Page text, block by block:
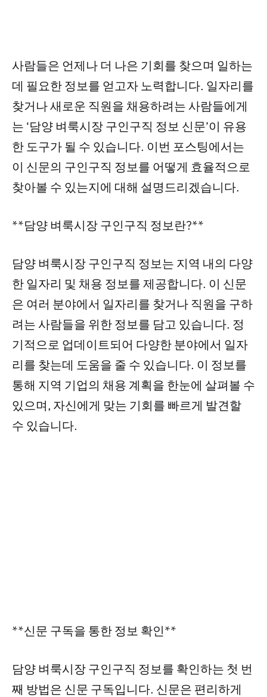
사람들은 언제나 더 나은 기회를 찾으며 일하는
데 필요한 정보를 얻고자 노력합니다. 일자리를
찾거나 새로운 직원을 채용하려는 사람들에게
는 ‘담양 벼룩시장 구인구직 정보 신문’이 유용
한 도구가 될 수 있습니다. 이번 포스팅에서는
이 신문의 구인구직 정보를 어떻게 효율적으로
찾아볼 수 있는지에 대해 설명드리겠습니다.
**담양 벼룩시장 구인구직 정보란?**
담양 벼룩시장 구인구직 정보는 지역 내의 다양
한 일자리 및 채용 정보를 제공합니다. 이 신문
은 여러 분야에서 일자리를 찾거나 직원을 구하
려는 사람들을 위한 정보를 담고 있습니다. 정
기적으로 업데이트되어 다양한 분야에서 일자
리를 찾는데 도움을 줄 수 있습니다. 이 정보를
통해 지역 기업의 채용 계획을 한눈에 살펴볼 수
있으며, 자신에게 맞는 기회를 빠르게 발견할
수 있습니다.
**신문 구독을 통한 정보 확인**
담양 벼룩시장 구인구직 정보를 확인하는 첫 번
째 방법은 신문 구독입니다. 신문은 편리하게